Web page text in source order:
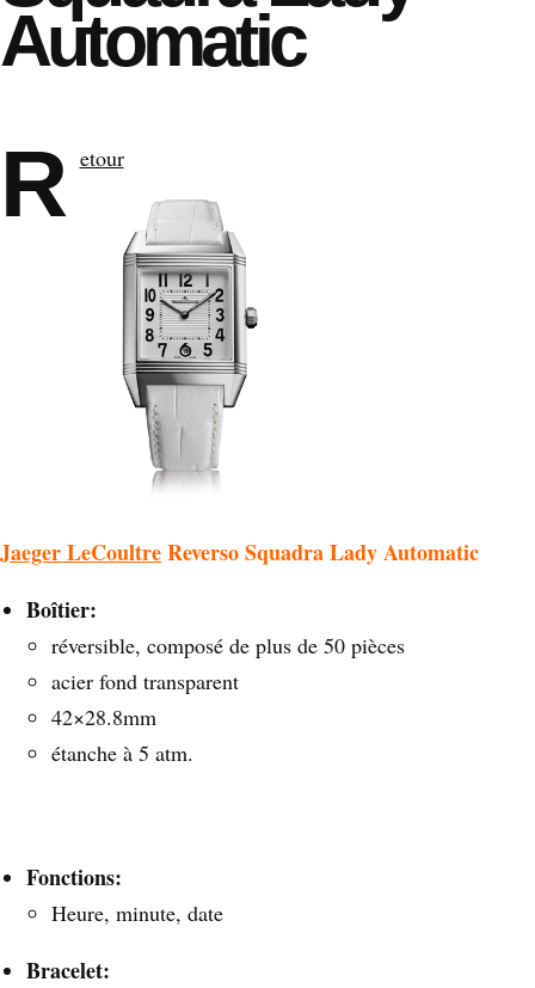
Automatic
R etour
Jaeger LeCoultreReverso Squadra Lady Automatic
Boîtier:
réversible, composé de plus de 50 pièces
acier fond transparent
42×28.8mm
étanche à 5 atm.
Fonctions:
Heure, minute, date
Bracelet: